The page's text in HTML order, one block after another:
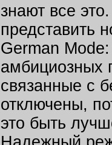
знают все
представить
German
амбициозных
связанные с
отключены,
это быть